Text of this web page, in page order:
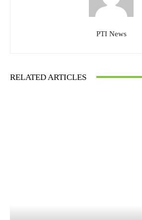
PTI News
RELATED ARTICLES